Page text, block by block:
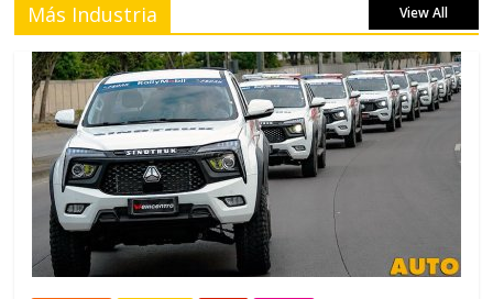
Más Industria View All